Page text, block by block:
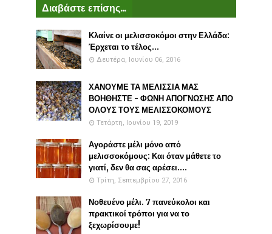
Διαβάστε επίσης...
Κλαίνε οι μελισσοκόμοι στην Ελλάδα:
Έρχεται το τέλος...
Δευτέρα, Ιουνίου 06, 2016
ΧΑΝΟΥΜΕ ΤΑ ΜΕΛΙΣΣΙΑ ΜΑΣ
ΒΟΗΘΗΣΤΕ - ΦΩΝΗ ΑΠΟΓΝΩΣΗΣ ΑΠΟ
ΟΛΟΥΣ ΤΟΥΣ ΜΕΛΙΣΣΟΚΟΜΟΥΣ
Τετάρτη, Ιουνίου 19, 2019
Αγοράστε μέλι μόνο από
μελισσοκόμους: Και όταν μάθετε το
γιατί, δεν θα σας αρέσει....
Τρίτη, Σεπτεμβρίου 27, 2016
Νοθευένο μέλι. 7 πανεύκολοι και
πρακτικοί τρόποι για να το
ξεχωρίσουμε!